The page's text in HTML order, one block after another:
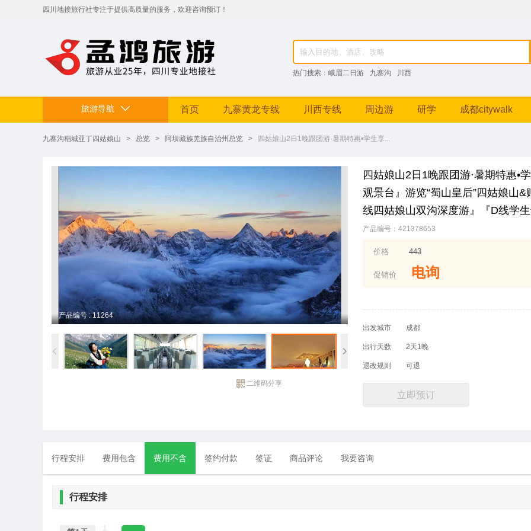
​四川地接旅行社专注于提供高质量的服务，欢迎咨询预订！
定制贴心行程，让您的旅途省心舒适，畅享四川美景。电话：19981282976，成都跟团游、九寨沟纯玩团、峨眉山深度游、稻城亚丁摄影之旅等特色线路。
热门搜索： 峨眉二日游 九寨沟 川西
旅游导航 首页 九寨黄龙专线 川西专线 周边游 研学 成都citywalk
九寨沟稻城亚丁四姑娘山 > 总览 > 阿坝藏族羌族自治州总览 > 四姑娘山2日1晚跟团游·暑期特惠•学生享...
产品编号 : 11264
二维码分享
四姑娘山2日1晚跟团游·暑期特惠•
观景台』游览“蜀山皇后”四姑娘山
线四姑娘山双沟深度游』『D线学
产品编号：421378653
价格 443
促销价 电询
出发城市 成都
出行天数 2天1晚
退改规则 可退
立即预订
行程安排 费用包含 费用不含 签约付款 签证 商品评论 我要咨询
行程安排